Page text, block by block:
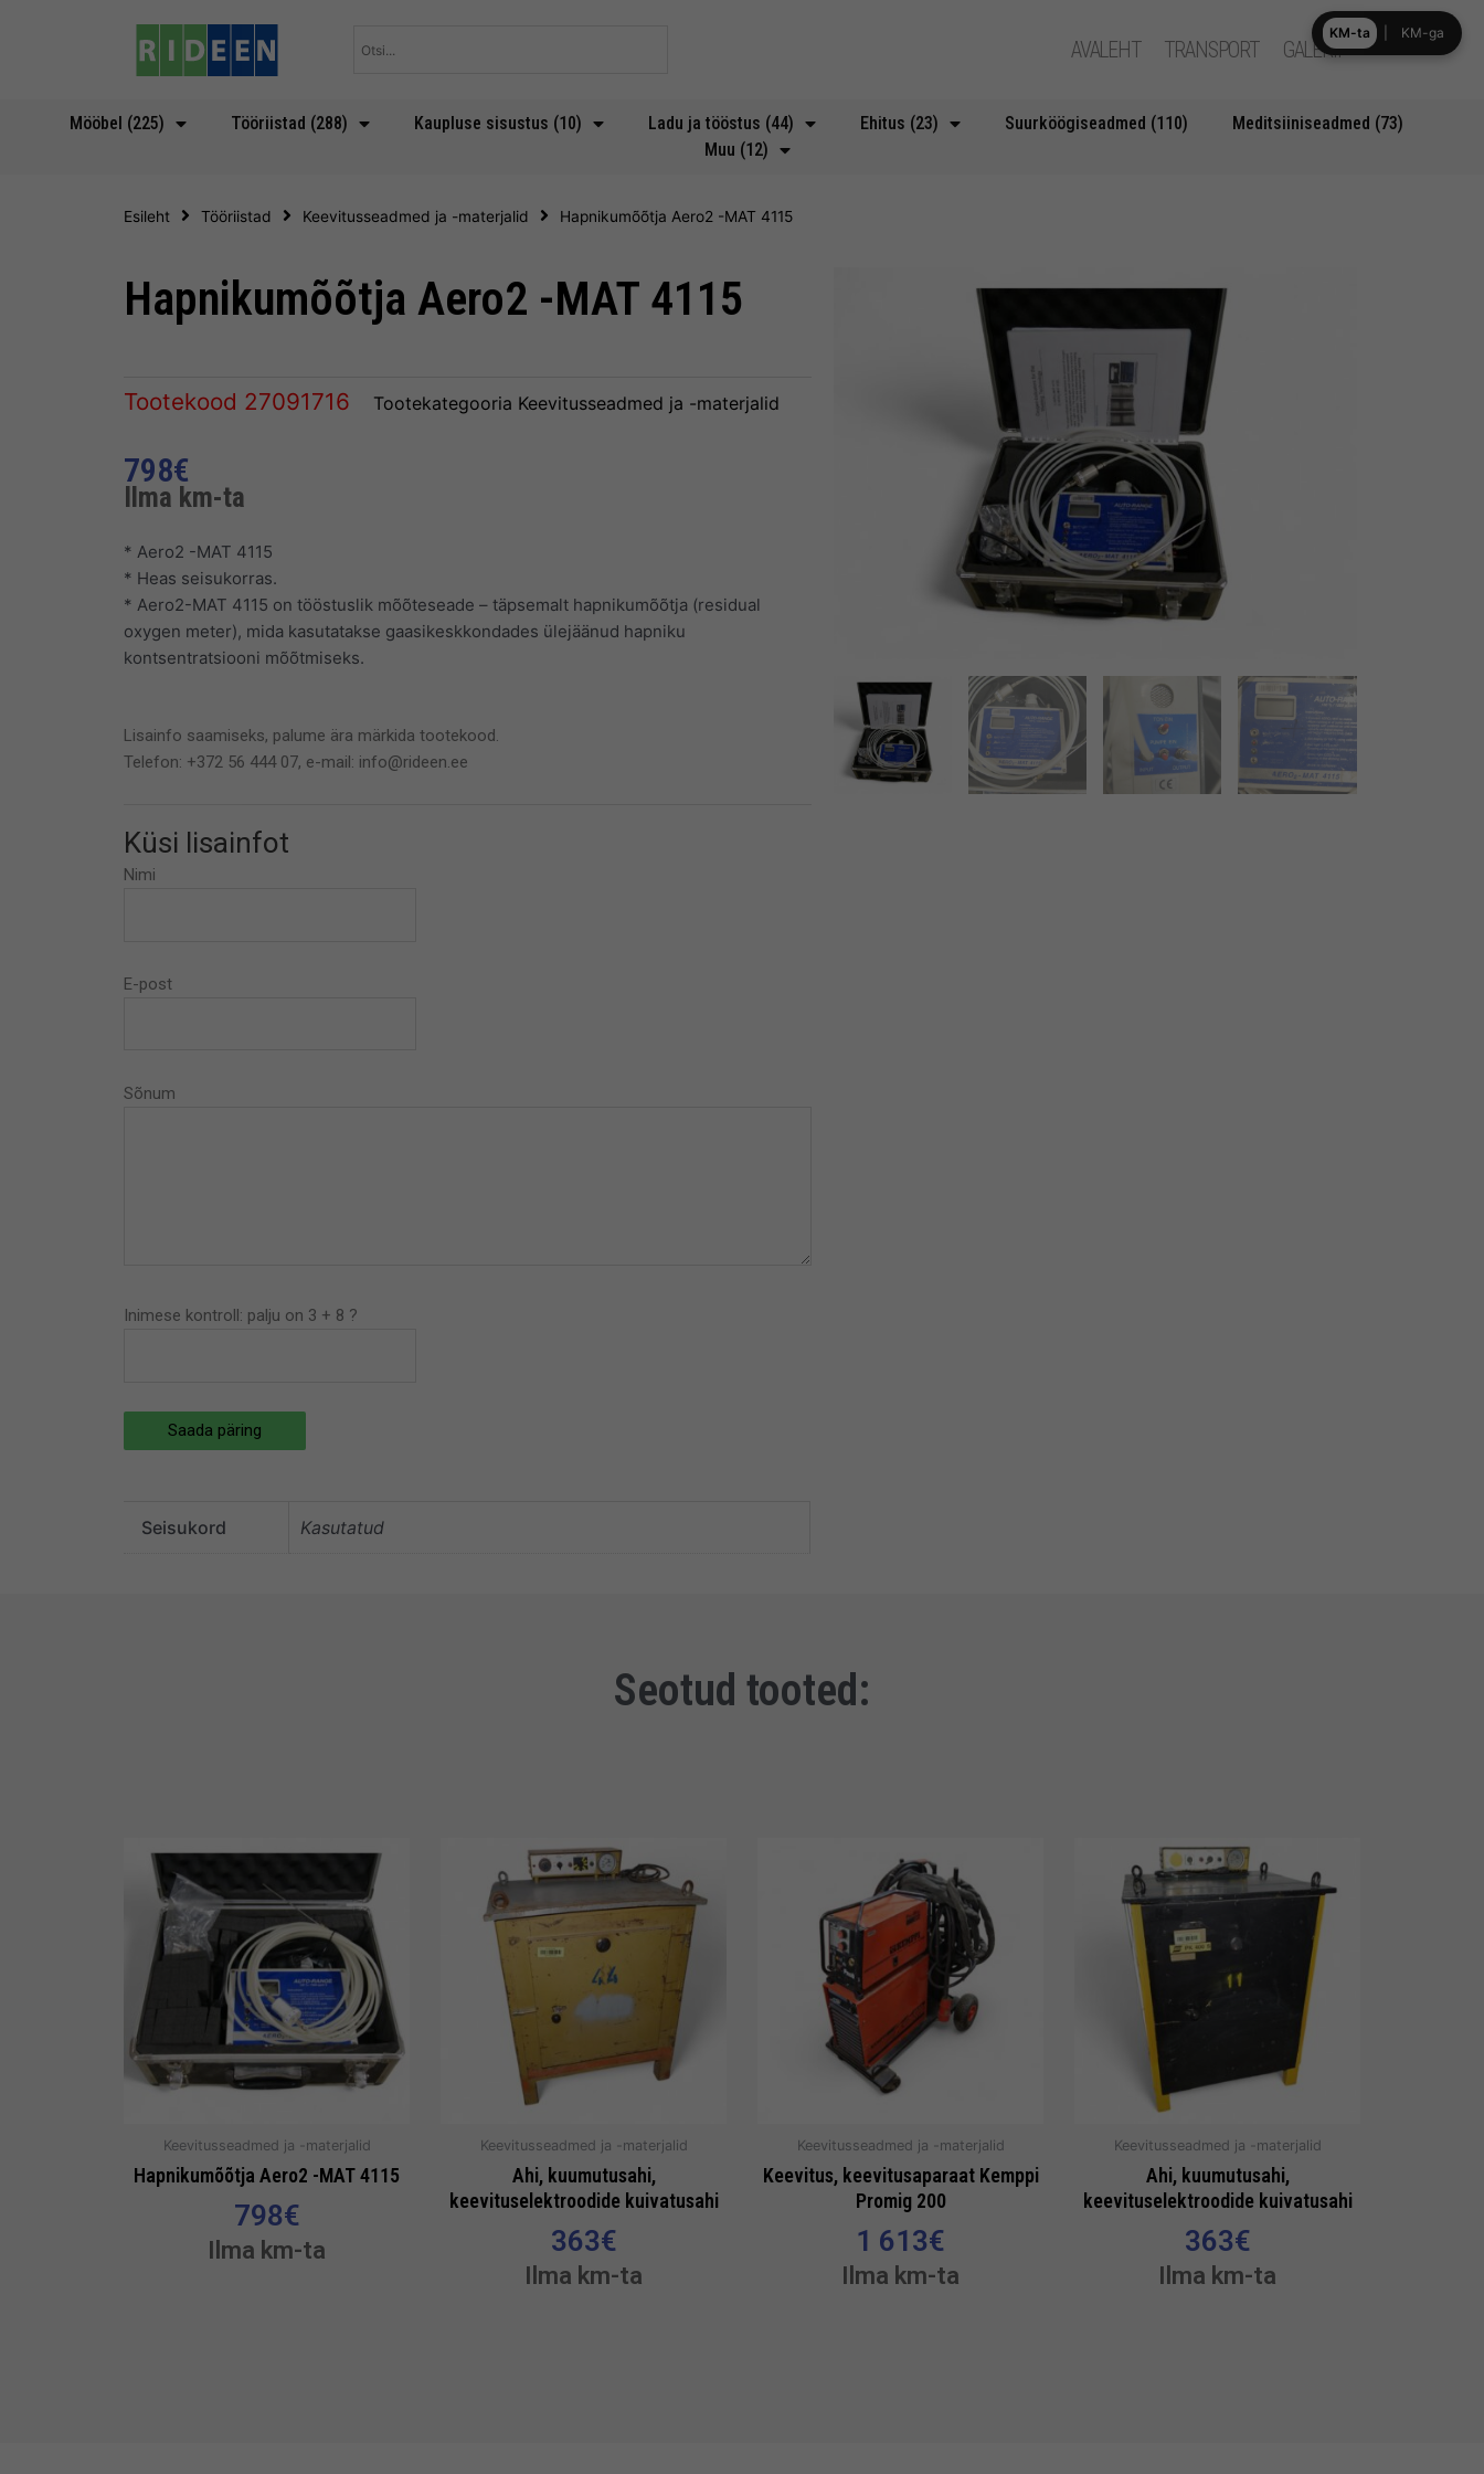
AVALEHT TRANSPORT GALERII
Mööbel (225) Tööriistad (288) Kaupluse sisustus (10) Ladu ja tööstus (44) Ehitus (23) Suurköögiseadmed (110)
Meditsiiniseadmed (73)
Muu (12)
Esileht Tööriistad Keevitusseadmed ja -materjalid Hapnikumõõtja Aero2 -MAT 4115
Hapnikumõõtja Aero2 -MAT 4115
Tootekood 27091716 Tootekategooria Keevitusseadmed ja -materjalid
798€
Ilma km-ta
* Aero2 -MAT 4115
* Heas seisukorras.
* Aero2-MAT 4115 on tööstuslik mõõteseade – täpsemalt hapnikumõõtja (residual
oxygen meter), mida kasutatakse gaasikeskkondades ülejäänud hapniku
kontsentratsiooni mõõtmiseks.
Lisainfo saamiseks, palume ära märkida tootekood.
Telefon: +372 56 444 07, e-mail: info@rideen.ee
Küsi lisainfot
Nimi
E-post
Sõnum
Inimese kontroll: palju on 3 + 8 ?
Saada päring
Seisukord Kasutatud
Seotud tooted:
Keevitusseadmed ja -materjalid
Hapnikumõõtja Aero2 -MAT 4115
798€
Ilma km-ta
Keevitusseadmed ja -materjalid
Ahi, kuumutusahi,
keevituselektroodide kuivatusahi
363€
Ilma km-ta
Keevitusseadmed ja -materjalid
Keevitus, keevitusaparaat Kemppi
Promig 200
1 613€
Ilma km-ta
Keevitusseadmed ja -materjalid
Ahi, kuumutusahi,
keevituselektroodide kuivatusahi
363€
Ilma km-ta
KM-ta KM-ga